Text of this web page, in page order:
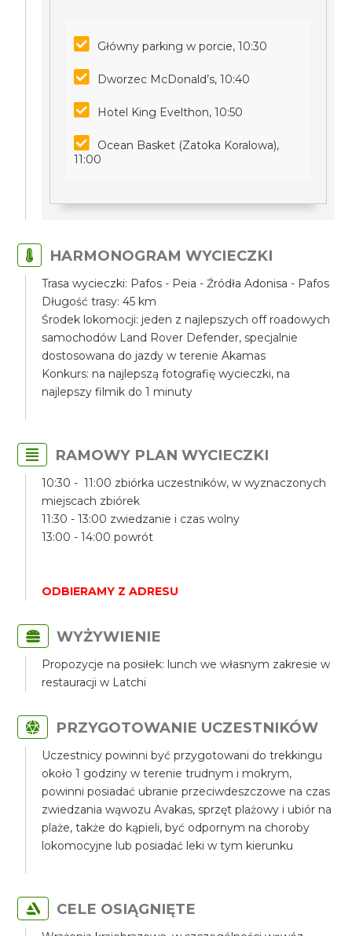
Główny parking w porcie, 10:30
Dworzec McDonald’s, 10:40
Hotel King Evelthon, 10:50
Ocean Basket (Zatoka Koralowa),
11:00
HARMONOGRAM WYCIECZKI
Trasa wycieczki: Pafos - Peia - Źródła Adonisa - Pafos
Długość trasy: 45 km
Środek lokomocji: jeden z najlepszych off roadowych
samochodów Land Rover Defender, specjalnie
dostosowana do jazdy w terenie Akamas
Konkurs: na najlepszą fotografię wycieczki, na
najlepszy filmik do 1 minuty
RAMOWY PLAN WYCIECZKI
10:30 - 11:00 zbiórka uczestników, w wyznaczonych
miejscach zbiórek
11:30 - 13:00 zwiedzanie i czas wolny
13:00 - 14:00 powrót
ODBIERAMY Z ADRESU
WYŻYWIENIE
Propozycje na posiłek: lunch we własnym zakresie w
restauracji w Latchi
PRZYGOTOWANIE UCZESTNIKÓW
Uczestnicy powinni być przygotowani do trekkingu
około 1 godziny w terenie trudnym i mokrym,
powinni posiadać ubranie przeciwdeszczowe na czas
zwiedzania wąwozu Avakas, sprzęt plażowy i ubiór na
plaże, także do kąpieli, być odpornym na choroby
lokomocyjne lub posiadać leki w tym kierunku
CELE OSIĄGNIĘTE